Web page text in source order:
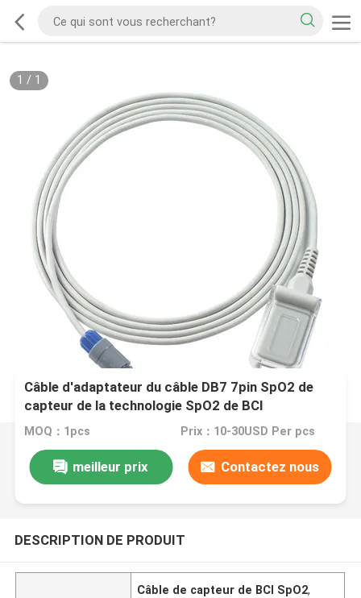
1 / 1
Câble d'adaptateur du câble DB7 7pin SpO2 de
capteur de la technologie SpO2 de BCI
MOQ：1pcs Prix：10-30USD Per pcs
meilleur prix Contactez nous
DESCRIPTION DE PRODUIT
Câble de capteur de BCI SpO2,